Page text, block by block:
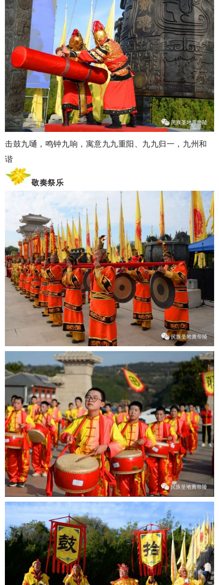
击鼓九嗵，鸣钟九响，寓意九九重阳、九九归一，九州和
谐
敬奏祭乐